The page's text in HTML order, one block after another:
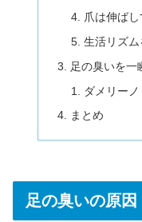
爪は伸ば
生活リズム
足の臭いを一
ダメリー
まとめ
足の臭いの原因